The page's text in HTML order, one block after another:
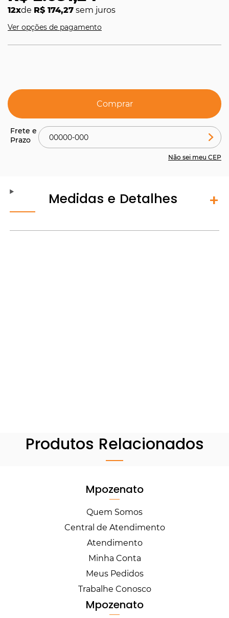
12xde R$ 174,27 sem juros
Ver opções de pagamento
Comprar
Não sei meu CEP
Medidas e Detalhes
Produtos Relacionados
Mpozenato
Quem Somos
Central de Atendimento
Atendimento
Minha Conta
Meus Pedidos
Trabalhe Conosco
Mpozenato